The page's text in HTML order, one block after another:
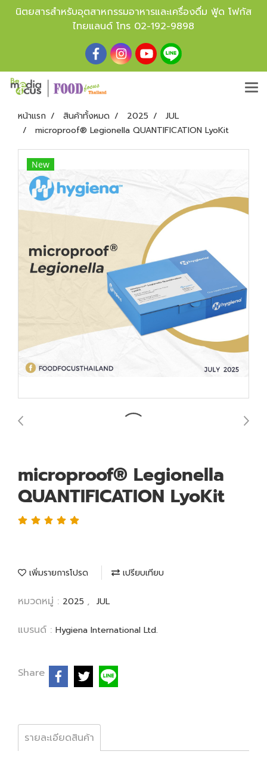
นิตยสารสำหรับอุตสาหกรรมอาหารและเครื่องดื่ม ฟู้ด โฟกัส
ไทยแลนด์ โทร 02-192-9898
หน้าแรก สินค้าทั้งหมด 2025
JUL
microproof® Legionella QUANTIFICATION LyoKit
New
microproof® Legionella
QUANTIFICATION LyoKit
เพิ่มรายการโปรด เปรียบเทียบ
หมวดหมู่ : 2025 , JUL
แบรนด์ : Hygiena International Ltd.
Share
รายละเอียดสินค้า